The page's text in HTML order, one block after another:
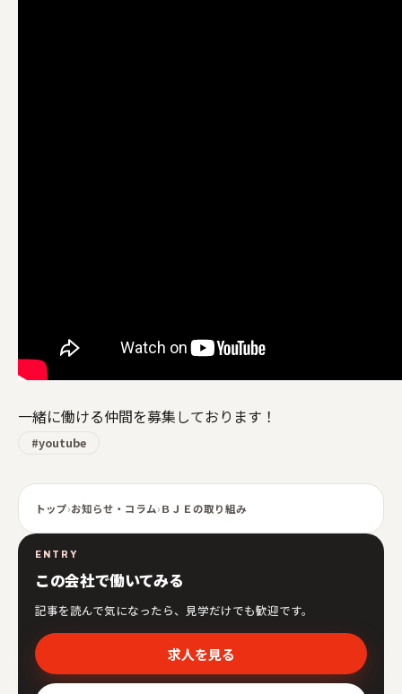
一緒に働ける仲間を募集しております！
#youtube
トップ›お知らせ・コラム›ＢＪＥの取り組み
ENTRY
この会社で働いてみる
記事を読んで気になったら、見学だけでも歓迎です。
求人を見る